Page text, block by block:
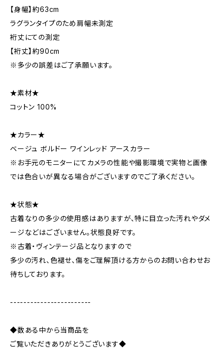
【身幅】約63cm
ラグランタイプのため肩幅未測定
裄丈にての測定
【裄丈】約90cm
※多少の誤差はご了承願います。
★素材★
コットン 100%
★カラー★
ベージュ ボルドー ワインレッド アースカラー
※お手元のモニターにてカメラの性能や撮影環境で実物と画像
では色合いが異なる場合がございますのでご了承ください。
★状態★
古着なりの多少の使用感はありますが、特に目立った汚れやダメ
ージなどはございません。状態良好です。
※古着・ヴィンテージ品となりますので
多少の汚れ、色褪せ、傷をご理解頂ける方からのお問い合わせお
待ちしております。
------------------------
◆数ある中から当商品を
ご覧いただきありがとうございます◆